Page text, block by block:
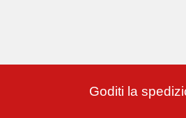
Goditi la